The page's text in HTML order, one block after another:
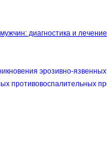
диагностика и лечение